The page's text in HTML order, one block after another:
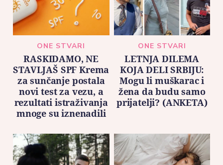
ONE STVARI
RASKIDAMO, NE
STAVLJAŠ SPF Krema
za sunčanje postala
novi test za vezu, a
rezultati istraživanja
mnoge su iznenadili
ONE STVARI
LETNJA DILEMA
KOJA DELI SRBIJU:
Mogu li muškarac i
žena da budu samo
prijatelji? (ANKETA)